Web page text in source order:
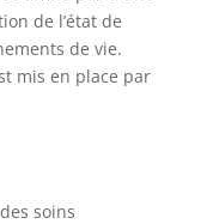
de l’état de
de vie.
mis en place par
soins